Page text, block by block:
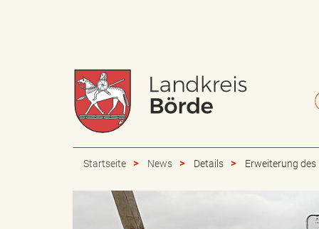
a c
Startseite News Details Erweiterung